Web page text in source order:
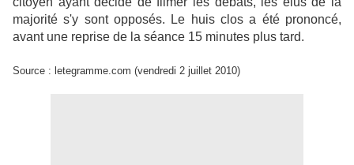
majorité s'y sont opposés. Le huis clos a été prononcé,
avant une reprise de la séance 15 minutes plus tard.
Source : letegramme.com (vendredi 2 juillet 2010)